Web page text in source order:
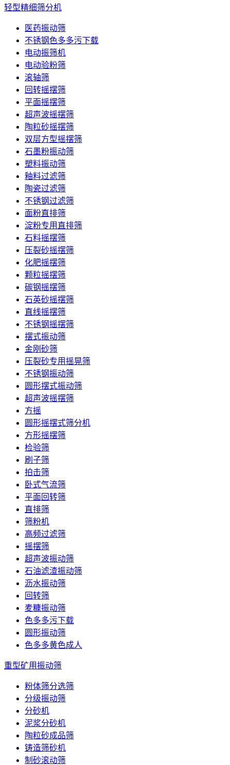
轻型精细筛分机
医药振动筛
不锈钢色多多污下载
电动振筛机
电动验粉筛
滚轴筛
回转摇摆筛
平面摇摆筛
超声波摇摆筛
陶粒砂摇摆筛
双层方型摇摆筛
石墨粉振动筛
塑料振动筛
釉料过滤筛
陶瓷过滤筛
不锈钢过滤筛
面粉直排筛
淀粉专用直排筛
石料摇摆筛
压裂砂摇摆筛
化肥摇摆筛
颗粒摇摆筛
碳钢摇摆筛
石英砂摇摆筛
直线摇摆筛
不锈钢摇摆筛
摆式振动筛
金刚砂筛
压裂砂专用摇晃筛
不锈钢振动筛
圆形摆式振动筛
超声波摇摆筛
方摇
圆形摇摆式筛分机
方形摇摆筛
检验筛
刷子筛
拍击筛
卧式气流筛
平面回转筛
直排筛
筛粉机
高频过滤筛
摇摆筛
超声波振动筛
石油滤渣振动筛
沥水振动筛
回转筛
麦糠振动筛
色多多污下载
圆形振动筛
色多多黄色成人
重型矿用振动筛
粉体筛分选筛
分级振动筛
分砂机
泥浆分砂机
陶粒砂成品筛
铸造筛砂机
制砂滚动筛